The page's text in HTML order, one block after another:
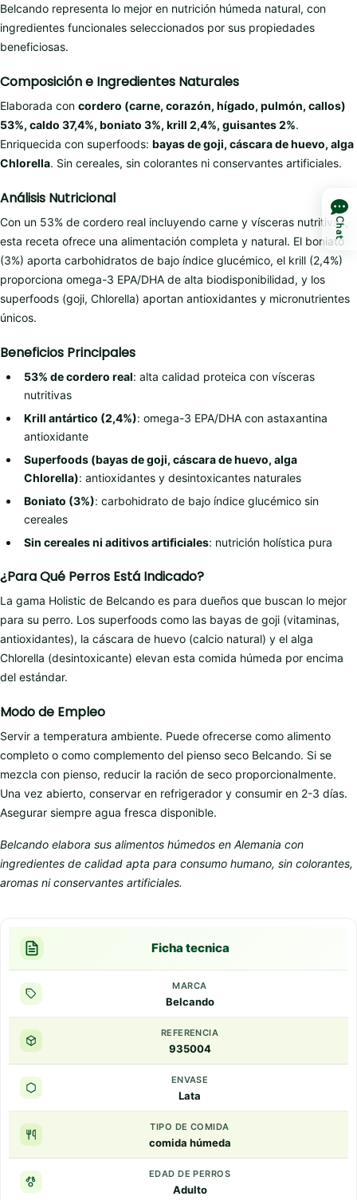
Belcando representa lo mejor en nutrición húmeda natural, con
ingredientes funcionales seleccionados por sus propiedades
beneficiosas.
Composición e Ingredientes Naturales
Elaborada con cordero (carne, corazón, hígado, pulmón, callos)
53%, caldo 37,4%, boniato 3%, krill 2,4%, guisantes 2%.
Enriquecida con superfoods: bayas de goji, cáscara de huevo, alga
Chlorella. Sin cereales, sin colorantes ni conservantes artificiales.
Análisis Nutricional
Con un 53% de cordero real incluyendo carne y vísceras nutritivas,
esta receta ofrece una alimentación completa y natural. El boniato
(3%) aporta carbohidratos de bajo índice glucémico, el krill (2,4%)
proporciona omega-3 EPA/DHA de alta biodisponibilidad, y los
superfoods (goji, Chlorella) aportan antioxidantes y micronutrientes
únicos.
Beneficios Principales
53% de cordero real: alta calidad proteica con vísceras
nutritivas
Krill antártico (2,4%): omega-3 EPA/DHA con astaxantina
antioxidante
Superfoods (bayas de goji, cáscara de huevo, alga
Chlorella): antioxidantes y desintoxicantes naturales
Boniato (3%): carbohidrato de bajo índice glucémico sin
cereales
Sin cereales ni aditivos artificiales: nutrición holística pura
¿Para Qué Perros Está Indicado?
La gama Holistic de Belcando es para dueños que buscan lo mejor
para su perro. Los superfoods como las bayas de goji (vitaminas,
antioxidantes), la cáscara de huevo (calcio natural) y el alga
Chlorella (desintoxicante) elevan esta comida húmeda por encima
del estándar.
Modo de Empleo
Servir a temperatura ambiente. Puede ofrecerse como alimento
completo o como complemento del pienso seco Belcando. Si se
mezcla con pienso, reducir la ración de seco proporcionalmente.
Una vez abierto, conservar en refrigerador y consumir en 2-3 días.
Asegurar siempre agua fresca disponible.
Belcando elabora sus alimentos húmedos en Alemania con
ingredientes de calidad apta para consumo humano, sin colorantes,
aromas ni conservantes artificiales.
Ficha tecnica
MARCA
Belcando
REFERENCIA
935004
ENVASE
Lata
TIPO DE COMIDA
comida húmeda
EDAD DE PERROS
Adulto
Chat